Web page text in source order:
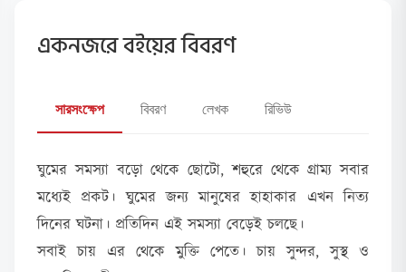
একনজরে বইয়ের বিবরণ
সারসংক্ষেপ বিবরণ লেখক রিভিউ
ঘুমের সমস্যা বড়ো থেকে ছোটো, শহুরে থেকে গ্রাম্য সবার
মধ্যেই প্রকট। ঘুমের জন্য মানুষের হাহাকার এখন নিত্য
দিনের ঘটনা। প্রতিদিন এই সমস্যা বেড়েই চলছে।
সবাই চায় এর থেকে মুক্তি পেতে। চায় সুন্দর, সুস্থ ও